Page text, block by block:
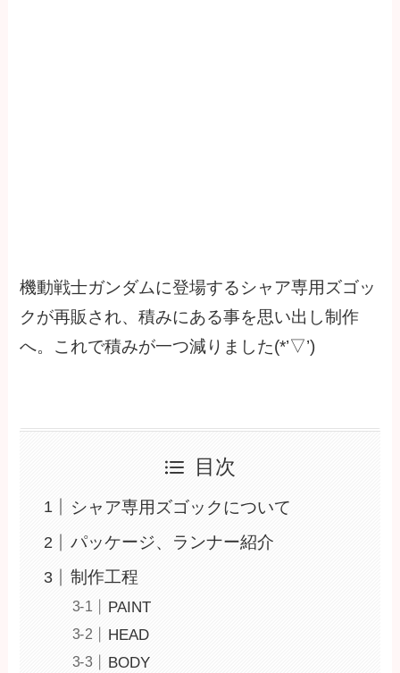
機動戦士ガンダムに登場するシャア専用ズゴッ
クが再販され、積みにある事を思い出し制作
へ。これで積みが一つ減りました(*’▽’)
目次
シャア専用ズゴックについて
パッケージ、ランナー紹介
制作工程
PAINT
HEAD
BODY